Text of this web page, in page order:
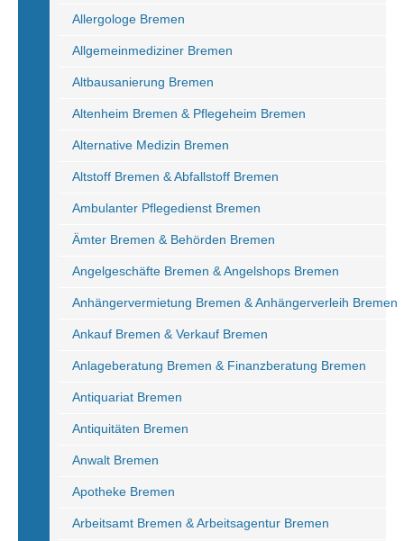
Allergologe Bremen
Allgemeinmediziner Bremen
Altbausanierung Bremen
Altenheim Bremen & Pflegeheim Bremen
Alternative Medizin Bremen
Altstoff Bremen & Abfallstoff Bremen
Ambulanter Pflegedienst Bremen
Ämter Bremen & Behörden Bremen
Angelgeschäfte Bremen & Angelshops Bremen
Anhängervermietung Bremen & Anhängerverleih Bremen
Ankauf Bremen & Verkauf Bremen
Anlageberatung Bremen & Finanzberatung Bremen
Antiquariat Bremen
Antiquitäten Bremen
Anwalt Bremen
Apotheke Bremen
Arbeitsamt Bremen & Arbeitsagentur Bremen